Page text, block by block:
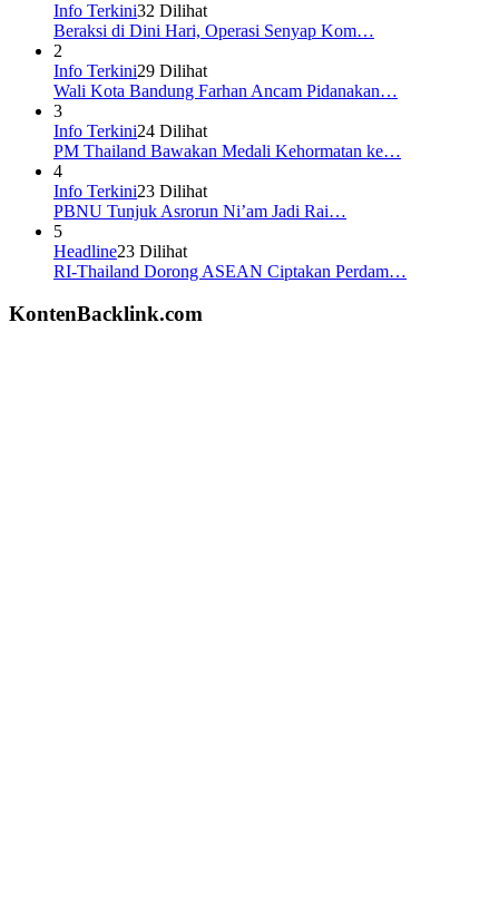
Info Terkini32 Dilihat
Beraksi di Dini Hari, Operasi Senyap Kom…
2
Info Terkini29 Dilihat
Wali Kota Bandung Farhan Ancam Pidanakan…
3
Info Terkini24 Dilihat
PM Thailand Bawakan Medali Kehormatan ke…
4
Info Terkini23 Dilihat
PBNU Tunjuk Asrorun Ni’am Jadi Rai…
5
Headline23 Dilihat
RI-Thailand Dorong ASEAN Ciptakan Perdam…
KontenBacklink.com